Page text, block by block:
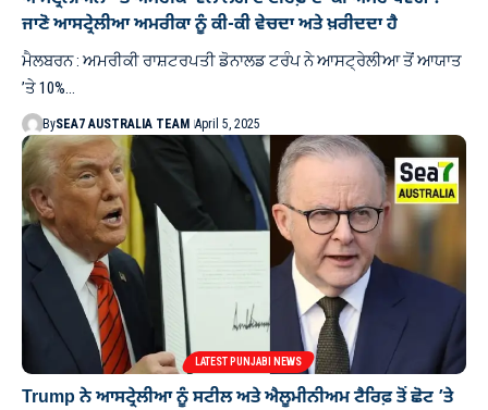
ਜਾਣੋ ਆਸਟ੍ਰੇਲੀਆ ਅਮਰੀਕਾ ਨੂੰ ਕੀ-ਕੀ ਵੇਚਦਾ ਅਤੇ ਖ਼ਰੀਦਦਾ ਹੈ
ਮੈਲਬਰਨ : ਅਮਰੀਕੀ ਰਾਸ਼ਟਰਪਤੀ ਡੋਨਾਲਡ ਟਰੰਪ ਨੇ ਆਸਟ੍ਰੇਲੀਆ ਤੋਂ ਆਯਾਤ
’ਤੇ 10%…
BySEA7 AUSTRALIA TEAM April 5, 2025
LATEST PUNJABI NEWS
Trump ਨੇ ਆਸਟ੍ਰੇਲੀਆ ਨੂੰ ਸਟੀਲ ਅਤੇ ਐਲੂਮੀਨੀਅਮ ਟੈਰਿਫ਼ ਤੋਂ ਛੋਟ ’ਤੇ